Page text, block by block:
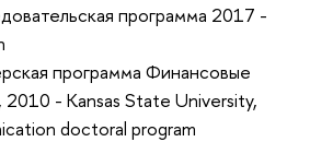
программа 2017 -
программа Финансовые
2010 - Kansas State University,
doctoral program